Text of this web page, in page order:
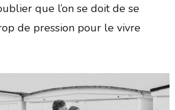
que l’on se doit de se
de pression pour le vivre